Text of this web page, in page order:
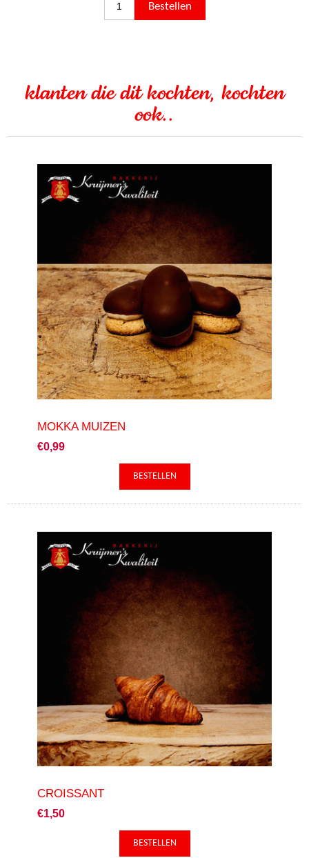
klanten die dit kochten, kochten
ook..
MOKKA MUIZEN
€0,99
CROISSANT
€1,50